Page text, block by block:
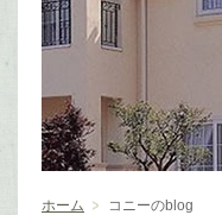
ホーム コニーのblog